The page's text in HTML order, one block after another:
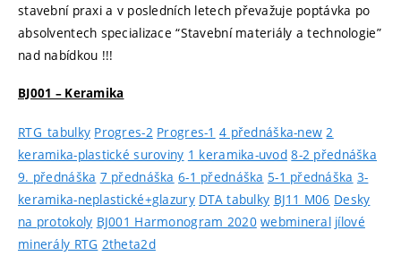
stavební praxi a v posledních letech převažuje poptávka po
absolventech specializace “Stavební materiály a technologie”
nad nabídkou !!!
BJ001 – Keramika
RTG_tabulky Progres-2 Progres-1 4 přednáška-new 2
keramika-plastické suroviny 1 keramika-uvod 8-2 přednáška
9. přednáška 7 přednáška 6-1 přednáška 5-1 přednáška 3-
keramika-neplastické+glazury DTA tabulky BJ11 M06 Desky
na protokoly BJ001 Harmonogram 2020 webmineral jílové
minerály RTG 2theta2d